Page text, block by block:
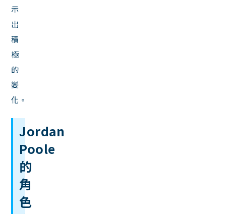
示
出
積
極
的
變
化。
Jordan
Poole
的
角
色